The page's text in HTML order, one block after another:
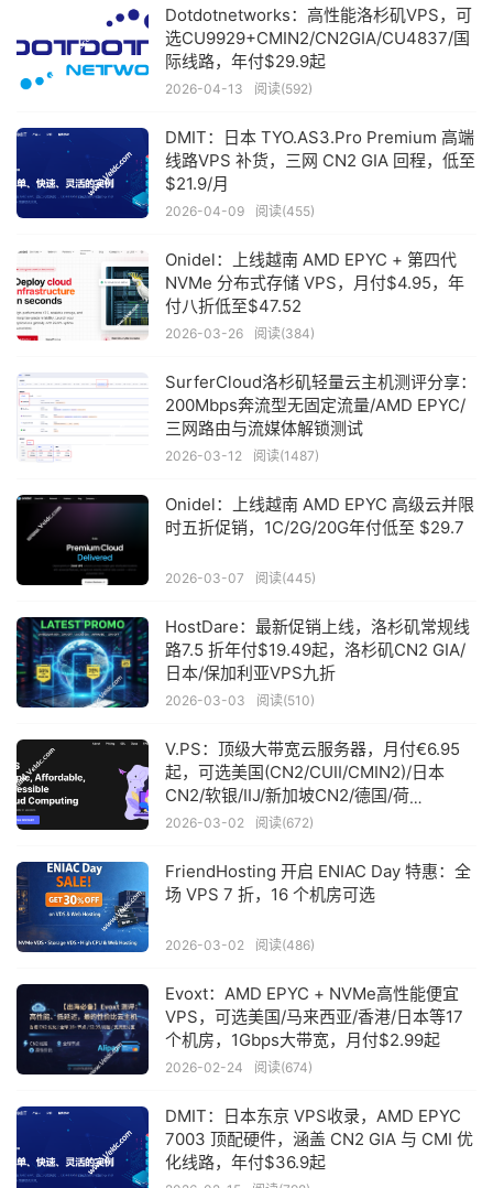
Dotdotnetworks：高性能洛杉矶VPS，可
选CU9929+CMIN2/CN2GIA/CU4837/国
际线路，年付$29.9起
2026-04-13 阅读(592)
DMIT：日本 TYO.AS3.Pro Premium 高端
线路VPS 补货，三网 CN2 GIA 回程，低至
$21.9/月
2026-04-09 阅读(455)
Onidel：上线越南 AMD EPYC + 第四代
NVMe 分布式存储 VPS，月付$4.95，年
付八折低至$47.52
2026-03-26 阅读(384)
SurferCloud洛杉矶轻量云主机测评分享：
200Mbps奔流型无固定流量/AMD EPYC/
三网路由与流媒体解锁测试
2026-03-12 阅读(1487)
Onidel：上线越南 AMD EPYC 高级云并限
时五折促销，1C/2G/20G年付低至 $29.7
2026-03-07 阅读(445)
HostDare：最新促销上线，洛杉矶常规线
路7.5 折年付$19.49起，洛杉矶CN2 GIA/
日本/保加利亚VPS九折
2026-03-03 阅读(510)
V.PS：顶级大带宽云服务器，月付€6.95
起，可选美国(CN2/CUII/CMIN2)/日本
CN2/软银/IIJ/新加坡CN2/德国/荷
兰/CN2+CUII/英国CUII等线路
2026-03-02 阅读(672)
FriendHosting 开启 ENIAC Day 特惠：全
场 VPS 7 折，16 个机房可选
2026-03-02 阅读(486)
Evoxt：AMD EPYC + NVMe高性能便宜
VPS，可选美国/马来西亚/香港/日本等17
个机房，1Gbps大带宽，月付$2.99起
2026-02-24 阅读(674)
DMIT：日本东京 VPS收录，AMD EPYC
7003 顶配硬件，涵盖 CN2 GIA 与 CMI 优
化线路，年付$36.9起